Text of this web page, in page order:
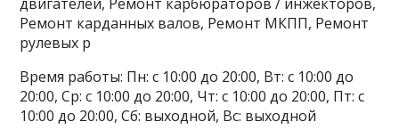
Ремонт карданных валов, Ремонт МКПП, Ремонт
рулевых р
Время работы: Пн: с 10:00 до 20:00, Вт: с 10:00 до
20:00, Ср: с 10:00 до 20:00, Чт: с 10:00 до 20:00, Пт: с
10:00 до 20:00, Сб: выходной, Вс: выходной